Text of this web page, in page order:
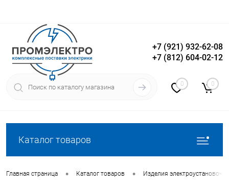
Вход Регистрация
+7 (921) 932-62-08
+7 (812) 604-02-12
0 0
Каталог товаров
Главная страница • Каталог товаров • Изделия